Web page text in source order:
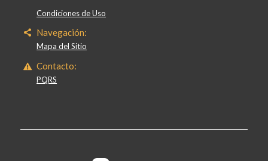
Condiciones de Uso
Navegación:
Mapa del Sitio
Contacto:
PQRS